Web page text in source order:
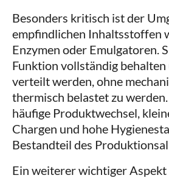
Besonders kritisch ist der
empfindlichen Inhaltsstoffen
Enzymen oder Emulgatoren.
Funktion vollständig
verteilt werden, ohne
thermisch belastet zu
häufige Produktwechsel,
Chargen und hohe
Bestandteil des
Ein weiterer wichtiger Aspekt